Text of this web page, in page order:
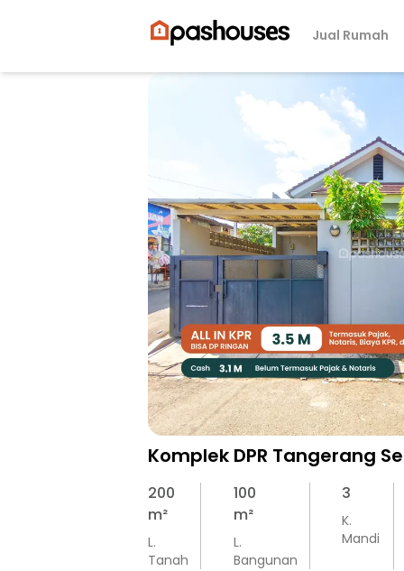
Jual Rumah
Komplek DPR Tangerang
200
m²
L.
Tanah
100
m²
L.
Bangunan
3
K.
Mandi